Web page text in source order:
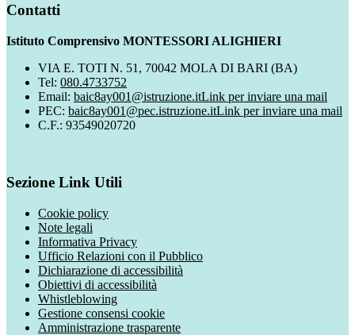
Contatti
Istituto Comprensivo MONTESSORI ALIGHIERI
VIA E. TOTI N. 51, 70042 MOLA DI BARI (BA)
Tel: 080.4733752
Email: baic8ay001@istruzione.itLink per inviare una mail
PEC: baic8ay001@pec.istruzione.itLink per inviare una mail
C.F.: 93549020720
Sezione Link Utili
Cookie policy
Note legali
Informativa Privacy
Ufficio Relazioni con il Pubblico
Dichiarazione di accessibilità
Obiettivi di accessibilità
Whistleblowing
Gestione consensi cookie
Amministrazione trasparente